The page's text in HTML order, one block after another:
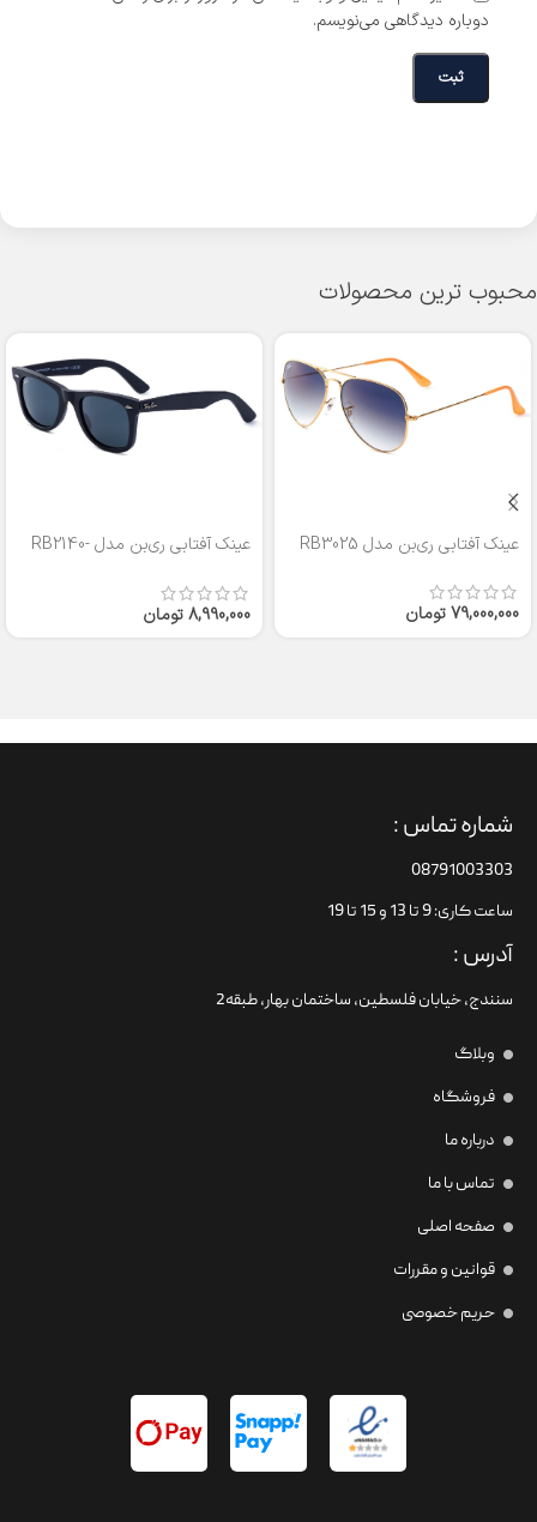
دوباره دیدگاهی می‌نویسم.
محبوب ترین محصولات
عینک آفتابی ری‌بن مدل RB3025
79,000,000تومان
عینک آفتابی ری‌بن مدل RB2140-
8,990,000تومان
شماره تماس :
08791003303
ساعت کاری: 9 تا 13 و 15 تا 19
آدرس :
سنندج، خیابان فلسطین،‌ ساختمان بهار، طبقه2
وبلاگ
فروشگاه
درباره ما
تماس با ما
صفحه اصلی
قوانین و مقررات
حریم خصوصی